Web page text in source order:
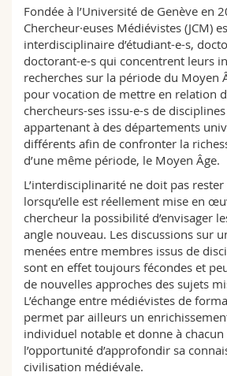
Sciences et médecine
Interfacultaire
Collaborateurs
Doctorants
Webmail
Programme des cours
MyUnifr
Fondée à l’Université de Genève en
Chercheur·euses Médiévistes (JCM)
interdisciplinaire d’étudiant-e-s,
doctorant-e-s qui concentrent leurs
recherches sur la période du Moyen
pour vocation de mettre en relation
chercheurs-ses issu-e-s de
appartenant à des départements
différents afin de confronter la
d’une même période, le Moyen Âge.
L’interdisciplinarité ne doit pas
lorsqu’elle est réellement mise en
chercheur la possibilité d’envisager
angle nouveau. Les discussions sur
menées entre membres issus de
sont en effet toujours fécondes et
de nouvelles approches des sujets
L’échange entre médiévistes de
permet par ailleurs un
individuel notable et donne à
l’opportunité d’approfondir sa
civilisation médiévale.